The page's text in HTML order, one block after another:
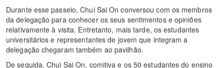
Durante esse passeio, Chui Sai On conversou com os membros
da delegação para conhecer os seus sentimentos e opiniões
relativamente à visita. Entretanto, mais tarde, os estudantes
universitários e representantes de jovem que integram a
delegação chegaram também ao pavilhão.
De seguida, Chui Sai On, comitiva e os 50 estudantes do ensino